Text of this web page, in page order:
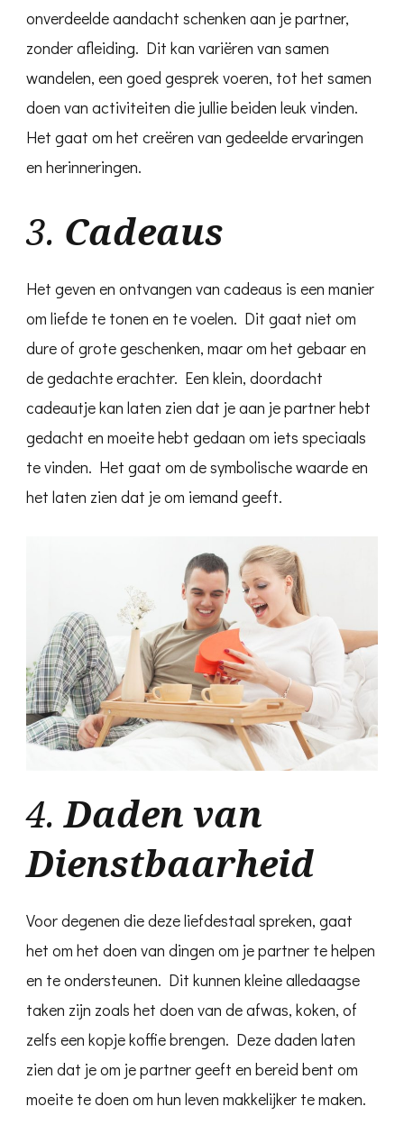
onverdeelde aandacht schenken aan je partner,
zonder afleiding. Dit kan variëren van samen
wandelen, een goed gesprek voeren, tot het samen
doen van activiteiten die jullie beiden leuk vinden.
Het gaat om het creëren van gedeelde ervaringen
en herinneringen.
3. Cadeaus
Het geven en ontvangen van cadeaus is een manier
om liefde te tonen en te voelen. Dit gaat niet om
dure of grote geschenken, maar om het gebaar en
de gedachte erachter. Een klein, doordacht
cadeautje kan laten zien dat je aan je partner hebt
gedacht en moeite hebt gedaan om iets speciaals
te vinden. Het gaat om de symbolische waarde en
het laten zien dat je om iemand geeft.
4.Daden van
Dienstbaarheid
Voor degenen die deze liefdestaal spreken, gaat
het om het doen van dingen om je partner te helpen
en te ondersteunen. Dit kunnen kleine alledaagse
taken zijn zoals het doen van de afwas, koken, of
zelfs een kopje koffie brengen. Deze daden laten
zien dat je om je partner geeft en bereid bent om
moeite te doen om hun leven makkelijker te maken.